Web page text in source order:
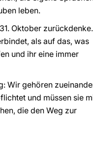
leben.
Oktober zurückdenke.
als auf das, was
und ihr eine immer
Wir gehören
und müssen sie
die den Weg zur